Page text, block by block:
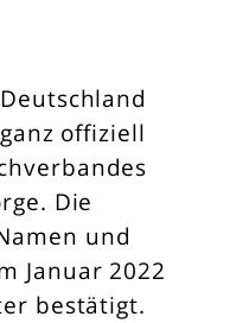
offiziell
Die
und
Januar 2022
bestätigt.